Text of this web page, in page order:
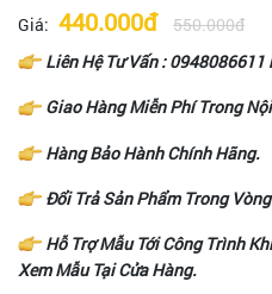
Giá: 440.000đ
550.000đ
Liên Hệ Tư Vấn :0948086611
Giao Hàng Miễn Phí Trong
Hàng Bảo Hành Chính Hãng.
Đổi Trả Sản Phẩm Trong
Hỗ Trợ Mẫu Tới Công Trình
Xem Mẫu Tại Cửa Hàng.